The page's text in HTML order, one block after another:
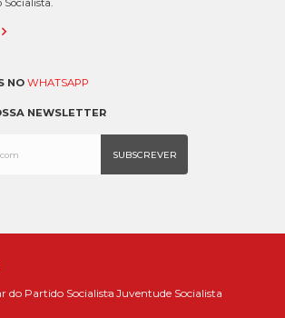
NO WHATSAPP
NEWSLETTER
do Partido SocialistaJuventude Socialista